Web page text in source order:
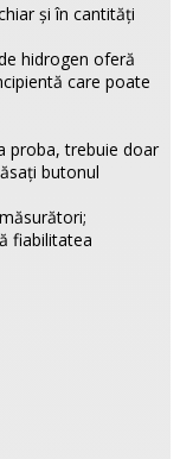
şi în cantităţi
hidrogen oferă
care poate
proba, trebuie doar
butonul
fiabilitatea